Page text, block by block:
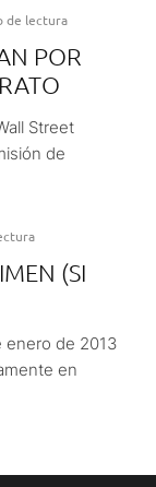
de lectura
POR
Street
de
(SI
enero de 2013
en